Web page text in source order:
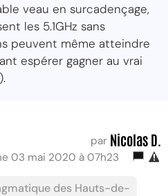
veau en surcadençage,
les 5.1GHz sans
peuvent même atteindre
espérer gagner au vrai
par Nicolas D.
03 mai 2020 à 07h23
des Hauts-de-